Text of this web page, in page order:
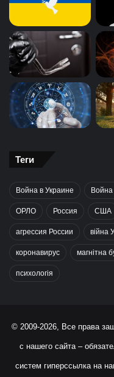
Теги
Война в Украине
ОРЛО Россия США
агрессия России війна
коронавирус магнітна
психологія
© 2009-2026, Все права
с нашего сайта –
систем гиперссылка на